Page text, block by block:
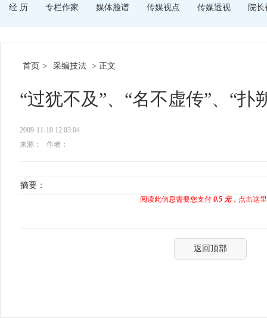
经 历 专栏作家 媒体脸谱 传媒视点 传媒透视 院长
首页 > 采编技法 > 正文
“过犹不及”、“名不虚传”、“扑
2009-11-10 12:03:04
来源：
作者：
摘要：
阅读此信息需要您支付 0.5 元，点击这
返回顶部